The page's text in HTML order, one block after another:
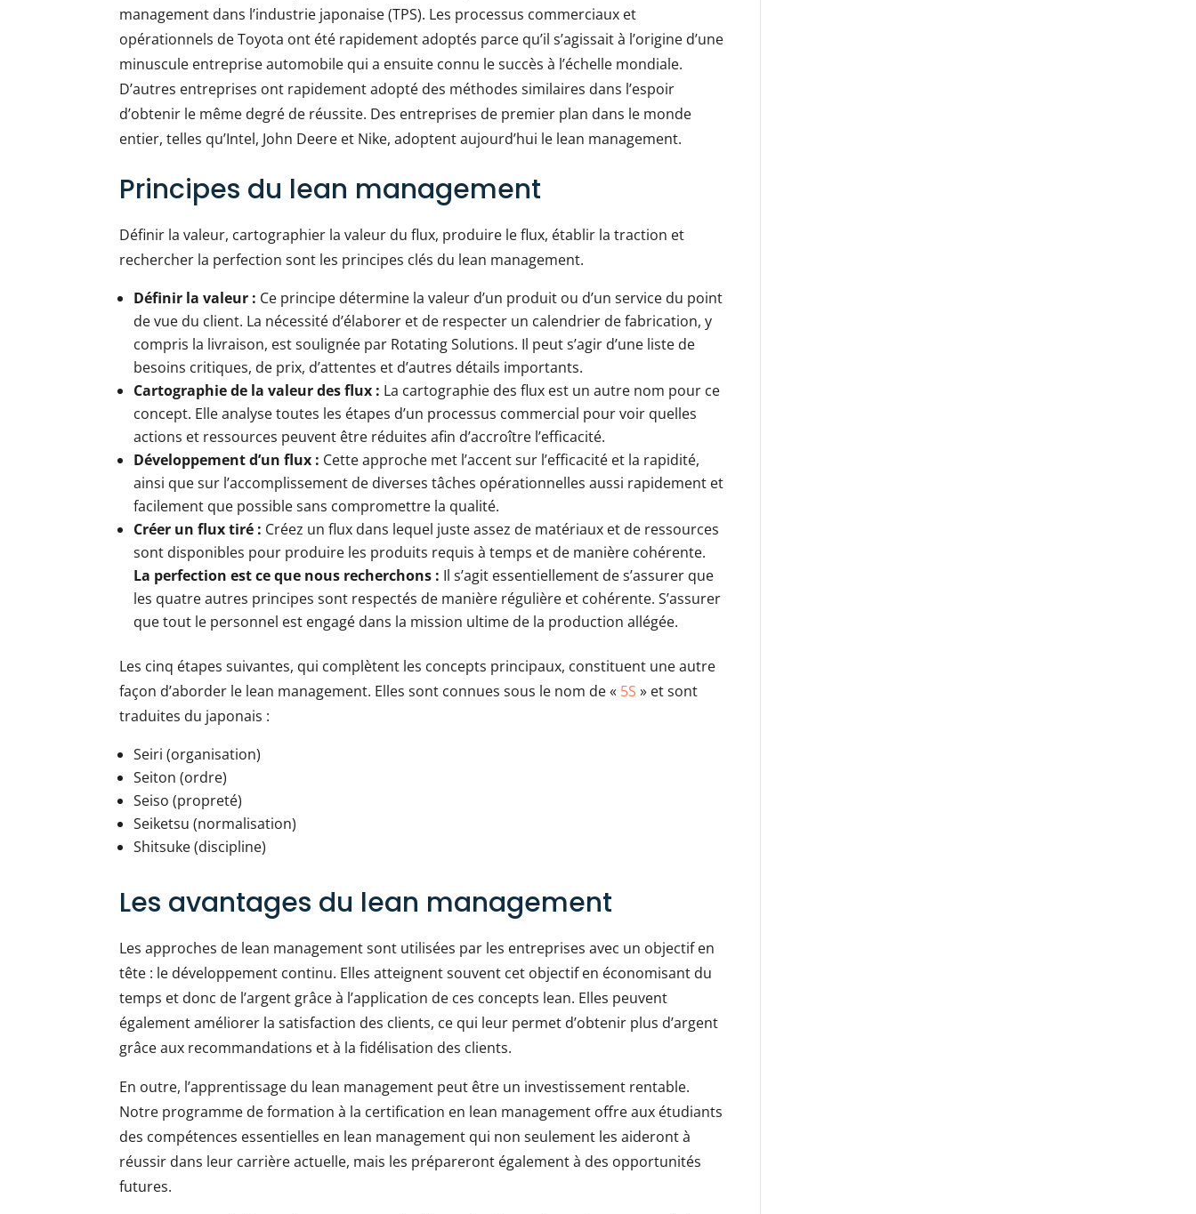
management dans l’industrie japonaise (TPS). Les processus commerciaux et
opérationnels de Toyota ont été rapidement adoptés parce qu’il s’agissait à l’origine d’une
minuscule entreprise automobile qui a ensuite connu le succès à l’échelle mondiale.
D’autres entreprises ont rapidement adopté des méthodes similaires dans l’espoir
d’obtenir le même degré de réussite. Des entreprises de premier plan dans le monde
entier, telles qu’Intel, John Deere et Nike, adoptent aujourd’hui le lean management.
Principes du lean management
Définir la valeur, cartographier la valeur du flux, produire le flux, établir la traction et
rechercher la perfection sont les principes clés du lean management.
Définir la valeur : Ce principe détermine la valeur d’un produit ou d’un service du point
de vue du client. La nécessité d’élaborer et de respecter un calendrier de fabrication, y
compris la livraison, est soulignée par Rotating Solutions. Il peut s’agir d’une liste de
besoins critiques, de prix, d’attentes et d’autres détails importants.
Cartographie de la valeur des flux : La cartographie des flux est un autre nom pour ce
concept. Elle analyse toutes les étapes d’un processus commercial pour voir quelles
actions et ressources peuvent être réduites afin d’accroître l’efficacité.
Développement d’un flux : Cette approche met l’accent sur l’efficacité et la rapidité,
ainsi que sur l’accomplissement de diverses tâches opérationnelles aussi rapidement et
facilement que possible sans compromettre la qualité.
Créer un flux tiré : Créez un flux dans lequel juste assez de matériaux et de ressources
sont disponibles pour produire les produits requis à temps et de manière cohérente.
La perfection est ce que nous recherchons : Il s’agit essentiellement de s’assurer que
les quatre autres principes sont respectés de manière régulière et cohérente. S’assurer
que tout le personnel est engagé dans la mission ultime de la production allégée.
Les cinq étapes suivantes, qui complètent les concepts principaux, constituent une autre
façon d’aborder le lean management. Elles sont connues sous le nom de « 5S » et sont
traduites du japonais :
Seiri (organisation)
Seiton (ordre)
Seiso (propreté)
Seiketsu (normalisation)
Shitsuke (discipline)
Les avantages du lean management
Les approches de lean management sont utilisées par les entreprises avec un objectif en
tête : le développement continu. Elles atteignent souvent cet objectif en économisant du
temps et donc de l’argent grâce à l’application de ces concepts lean. Elles peuvent
également améliorer la satisfaction des clients, ce qui leur permet d’obtenir plus d’argent
grâce aux recommandations et à la fidélisation des clients.
En outre, l’apprentissage du lean management peut être un investissement rentable.
Notre programme de formation à la certification en lean management offre aux étudiants
des compétences essentielles en lean management qui non seulement les aideront à
réussir dans leur carrière actuelle, mais les prépareront également à des opportunités
futures.